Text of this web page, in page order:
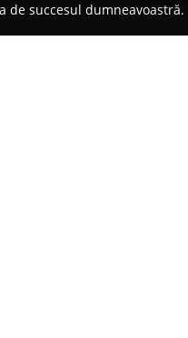
succesul dumneavoastră.